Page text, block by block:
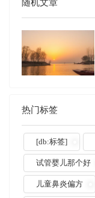
随机文章
热门标签
[db:标签]
试管婴儿那个好
儿童鼻炎偏方